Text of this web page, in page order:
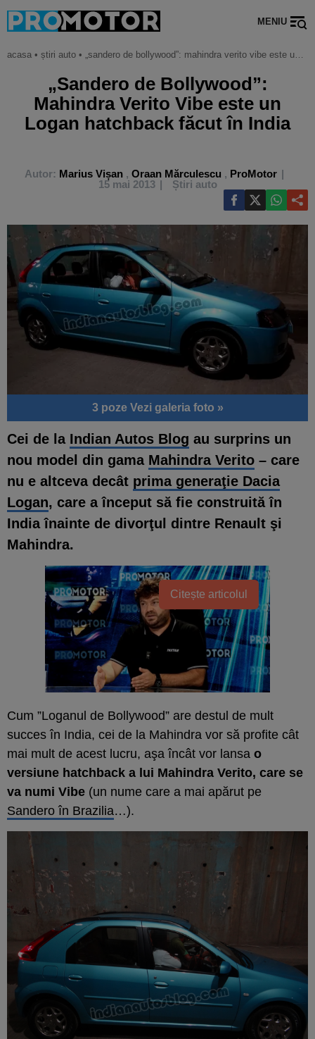
MENIU
acasa • știri auto • „sandero de bollywood”: mahindra verito vibe este un logan hatchback făcut în india
„Sandero de Bollywood”:
Mahindra Verito Vibe este un
Logan hatchback făcut în India
Autor: Marius Vișan, Oraan Mărculescu , ProMotor
15 mai 2013
Știri auto
3 poze Vezi galeria foto »
Cei de la Indian Autos Blog au surprins un
nou model din gama Mahindra Verito – care
nu e altceva decât prima generaţie Dacia
Logan, care a început să fie construită în
India înainte de divorţul dintre Renault şi
Mahindra.
Citește articolul
Cum ”Loganul de Bollywood” are destul de mult
succes în India, cei de la Mahindra vor să profite cât
mai mult de acest lucru, aşa încât vor lansa o
versiune hatchback a lui Mahindra Verito, care se
va numi Vibe (un nume care a mai apărut pe
Sandero în Brazilia…).